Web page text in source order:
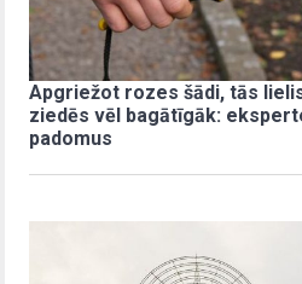
Apgriežot rozes šādi, tās
ziedēs vēl bagātīgāk:
padomus